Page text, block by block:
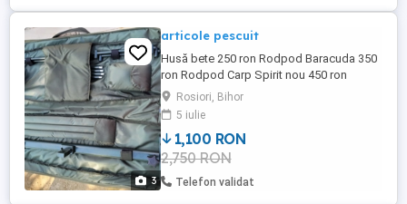
3
articole pescuit
Husă bete 250 ron Rodpod Baracuda 350
ron Rodpod Carp Spirit nou 450 ron
Rosiori, Bihor
5 iulie
1,100 RON
2,750 RON
Telefon validat